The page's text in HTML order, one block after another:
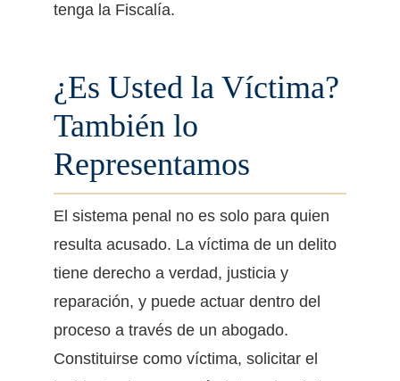
tenga la Fiscalía.
¿Es Usted la Víctima?
También lo
Representamos
El sistema penal no es solo para quien
resulta acusado. La víctima de un delito
tiene derecho a verdad, justicia y
reparación, y puede actuar dentro del
proceso a través de un abogado.
Constituirse como víctima, solicitar el